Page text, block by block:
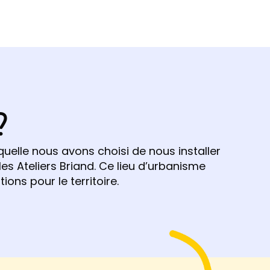
nous avons choisi de nous installer
Ateliers Briand. Ce lieu d’urbanisme
pour le territoire.